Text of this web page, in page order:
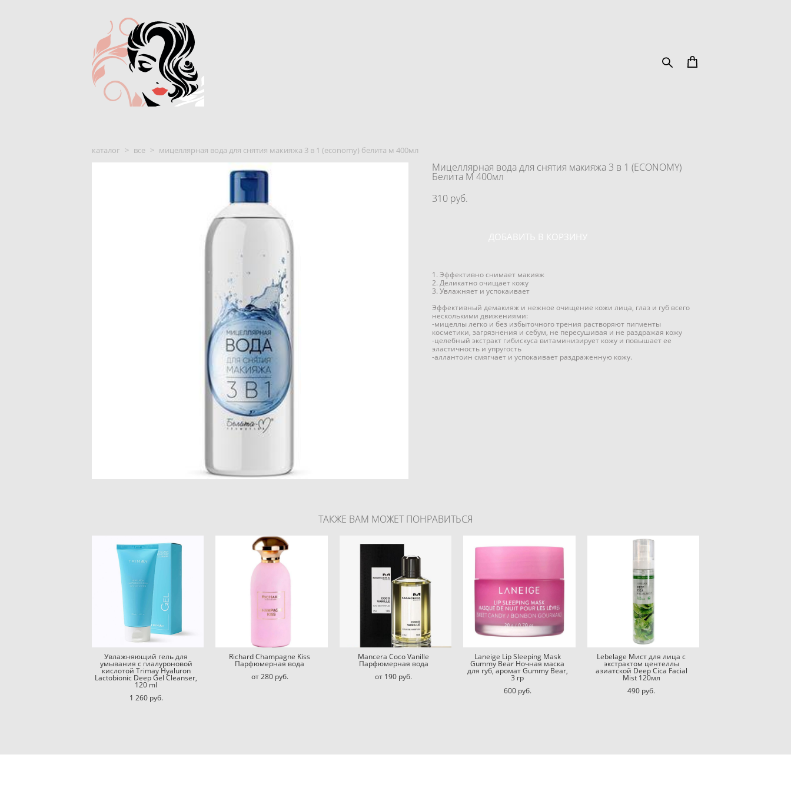
каталог > все > мицеллярная вода для снятия макияжа 3 в 1 (economy) белита м 400мл
Мицеллярная вода для снятия макияжа 3 в 1 (ECONOMY)
Белита М 400мл
310 pуб.
ДОБАВИТЬ В КОРЗИНУ
1. Эффективно снимает макияж
2. Деликатно очищает кожу
3. Увлажняет и успокаивает
Эффективный демакияж и нежное очищение кожи лица, глаз и губ всего
несколькими движениями:
-мицеллы легко и без избыточного трения растворяют пигменты
косметики, загрязнения и себум, не пересушивая и не раздражая кожу
-целебный экстракт гибискуса витаминизирует кожу и повышает ее
эластичность и упругость
-аллантоин смягчает и успокаивает раздраженную кожу.
ТАКЖЕ ВАМ МОЖЕТ ПОНРАВИТЬСЯ
Увлажняющий гель для
умывания с гиалуроновой
кислотой Trimay Hyaluron
Lactobionic Deep Gel Cleanser,
120 ml
1 260 pуб.
Richard Champagne Kiss
Парфюмерная вода
от 280 pуб.
Mancera Coco Vanille
Парфюмерная вода
от 190 pуб.
Laneige Lip Sleeping Mask
Gummy Bear Ночная маска
для губ, аромат Gummy Bear,
3 гр
600 pуб.
Lebelage Мист для лица с
экстрактом центеллы
азиатской Deep Cica Facial
Mist 120мл
490 pуб.